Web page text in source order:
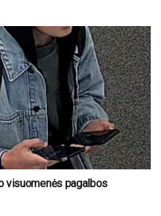
visuomenės pagalbos